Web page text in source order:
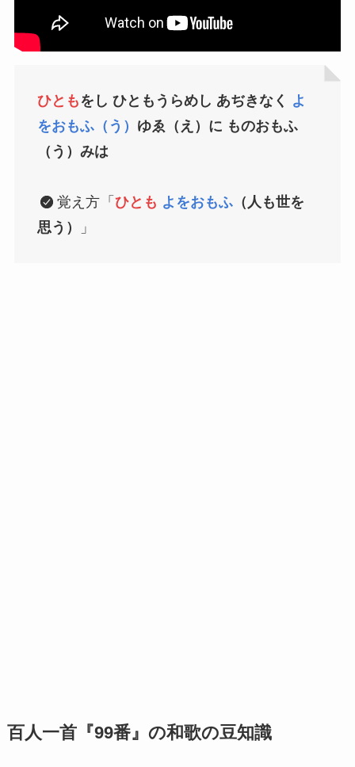
ひとも をし ひともうらめし あぢきなく よ
をおもふ（う） ゆゑ（え）に ものおもふ
（う）みは
覚え方 「ひとも よをおもふ （人も世を
思う）
」
百人一首『99番』の和歌の豆知識